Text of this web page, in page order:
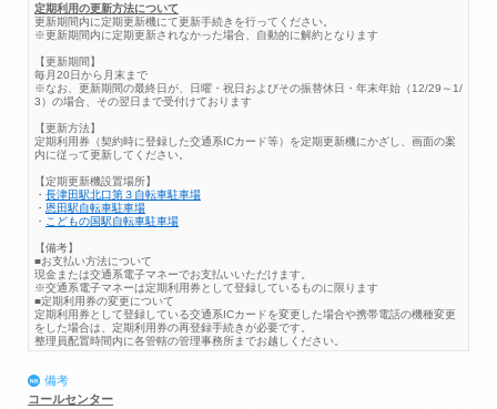
定期利用の更新方法について
更新期間内に定期更新機にて更新手続きを行ってください。
※更新期間内に定期更新されなかった場合、自動的に解約となります
【更新期間】
毎月20日から月末まで
※なお、更新期間の最終日が、日曜・祝日およびその振替休日・年末年始（12/29～1/
3）の場合、その翌日まで受付けております
【更新方法】
定期利用券（契約時に登録した交通系ICカード等）を定期更新機にかざし、画面の案
内に従って更新してください。
【定期更新機設置場所】
・ 長津田駅北口第３自転車駐車場
・ 恩田駅自転車駐車場
・ こどもの国駅自転車駐車場
【備考】
■お支払い方法について
現金または交通系電子マネーでお支払いいただけます。
※交通系電子マネーは定期利用券として登録しているものに限ります
■定期利用券の変更について
定期利用券として登録している交通系ICカードを変更した場合や携帯電話の機種変更
をした場合は、定期利用券の再登録手続きが必要です。
整理員配置時間内に各管轄の管理事務所までお越しください。
備考
コールセンター